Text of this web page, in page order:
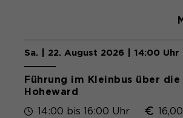
Sa. | 22. August 2026 | 14:00
Führung im Kleinbus über die
Hoheward
14:00 bis 16:00 Uhr